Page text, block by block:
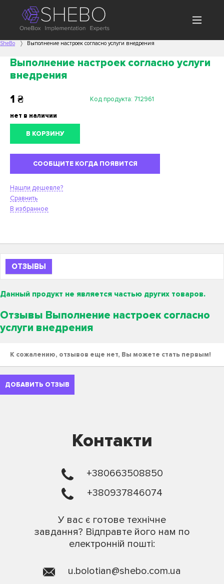
SheBo Выполнение настроек согласно услуги внедрения
Выполнение настроек согласно услуги
внедрения
1 ₴ Код продукта: 712961
нет в наличии
В КОРЗИНУ
СООБЩИТЕ КОГДА ПОЯВИТСЯ
Нашли дешевле?
Сравнить
В избранное
ОТЗЫВЫ
Данный продукт не является частью других товаров.
Отзывы Выполнение настроек согласно
услуги внедрения
К сожалению, отзывов еще нет, Вы можете стать первым!
ДОБАВИТЬ ОТЗЫВ
Контакти
+380663508850
+380937846074
У вас є готове технічне
завдання? Відправте його нам по
електронній пошті:
u.bolotian@shebo.com.ua